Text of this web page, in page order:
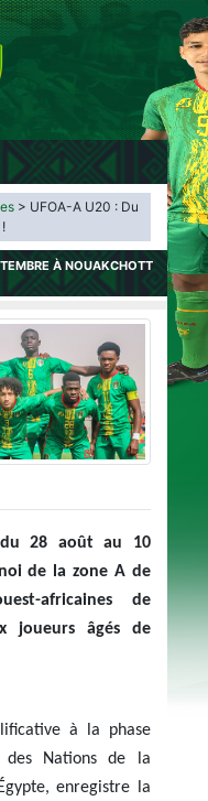
> UFOA-A U20 : Du
À NOUAKCHOTT
28 août au 10
de la zone A de
africaines de
joueurs âgés de
à la phase
des Nations de la
enregistre la